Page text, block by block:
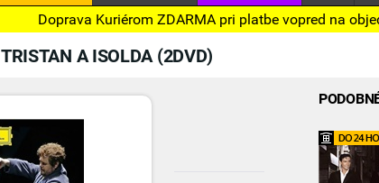
Doprava Kuriérom ZDARMA pri platbe vopred na
TRISTAN A ISOLDA (2DVD)